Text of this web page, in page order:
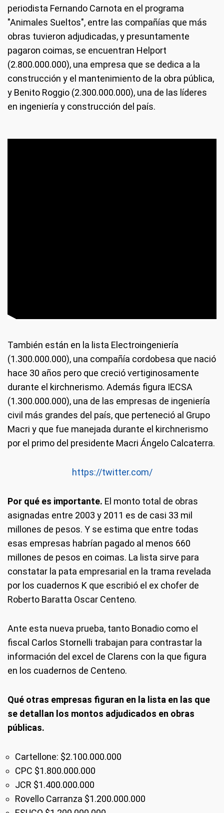
periodista Fernando Carnota en el programa
"Animales Sueltos", entre las compañías que más
obras tuvieron adjudicadas, y presuntamente
pagaron coimas, se encuentran Helport
(2.800.000.000), una empresa que se dedica a la
construcción y el mantenimiento de la obra pública,
y Benito Roggio (2.300.000.000), una de las líderes
en ingeniería y construcción del país.
También están en la lista Electroingeniería
(1.300.000.000), una compañía cordobesa que nació
hace 30 años pero que creció vertiginosamente
durante el kirchnerismo. Además figura IECSA
(1.300.000.000), una de las empresas de ingeniería
civil más grandes del país, que perteneció al Grupo
Macri y que fue manejada durante el kirchnerismo
por el primo del presidente Macri Ángelo Calcaterra.
https://twitter.com/
Por qué es importante. El monto total de obras
asignadas entre 2003 y 2011 es de casi 33 mil
millones de pesos. Y se estima que entre todas
esas empresas habrían pagado al menos 660
millones de pesos en coimas. La lista sirve para
constatar la pata empresarial en la trama revelada
por los cuadernos K que escribió el ex chofer de
Roberto Baratta Oscar Centeno.
Ante esta nueva prueba, tanto Bonadio como el
fiscal Carlos Stornelli trabajan para contrastar la
información del excel de Clarens con la que figura
en los cuadernos de Centeno.
Qué otras empresas figuran en la lista en las que
se detallan los montos adjudicados en obras
públicas.
Cartellone: $2.100.000.000
CPC $1.800.000.000
JCR $1.400.000.000
Rovello Carranza $1.200.000.000